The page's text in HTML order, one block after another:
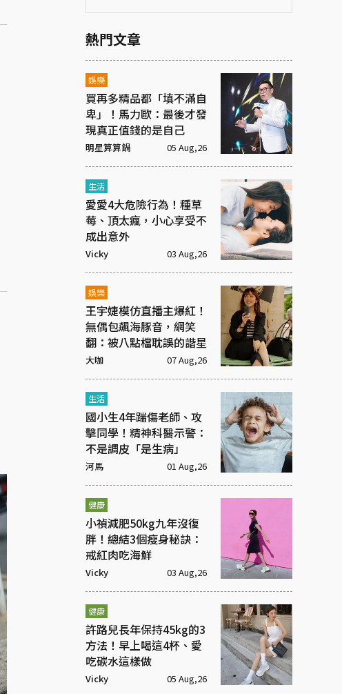
熱門文章
娛樂
買再多精品都「填不滿自
卑」！馬力歐：最後才發
現真正值錢的是自己
明星算算鍋 05 Aug,26
生活
愛愛4大危險行為！種草
莓、頂太瘋，小心享受不
成出意外
Vicky 03 Aug,26
娛樂
王宇婕模仿直播主爆紅！
無偶包飆海豚音，網笑
翻：被八點檔耽誤的諧星
大咖 07 Aug,26
生活
國小生4年踹傷老師、攻
擊同學！精神科醫示警：
不是調皮「是生病」
河馬 01 Aug,26
健康
小禎減肥50kg九年沒復
胖！總結3個瘦身秘訣：
戒紅肉吃海鮮
Vicky 03 Aug,26
健康
許路兒長年保持45kg的3
方法！早上喝這4杯、愛
吃碳水這樣做
Vicky 05 Aug,26